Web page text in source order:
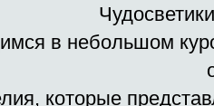
в небольшом
которые